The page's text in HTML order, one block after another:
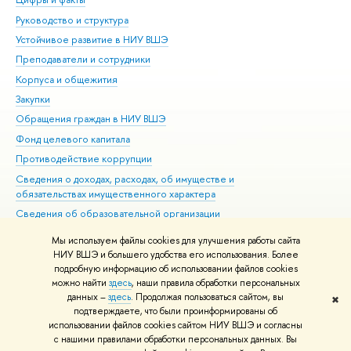
Мы используем файлы cookies для улучшения работы сайта
НИУ ВШЭ и большего удобства его использования. Более
подробную информацию об использовании файлов cookies
можно найти здесь, наши правила обработки персональных
данных –здесь. Продолжая пользоваться сайтом, вы
подтверждаете, что были проинформированы об
использовании файлов cookies сайтом НИУ ВШЭ и согласны
с нашими правилами обработки персональных данных. Вы
✖
Руководство и структура
Устойчивое развитие в НИУ ВШЭ
Преподаватели и сотрудники
Корпуса и общежития
Закупки
Обращения граждан в НИУ ВШЭ
Фонд целевого капитала
Противодействие коррупции
Сведения о доходах, расходах, об имуществе и
обязательствах имущественного характера
Сведения об образовательной организации
Людям с ограниченными возможностями здоровья
Единая платежная страница
Работа в Вышке
© НИУ ВШЭ 1993–2026 Адреса и контакты Условия использования
материалов Политика конфиденциальности Карта сайта